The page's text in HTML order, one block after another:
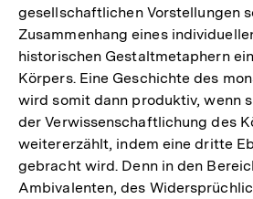
gesellschaftlichen Vorstellungen
Zusammenhang eines
historischen Gestaltmetaphern
Körpers. Eine Geschichte des
wird somit dann produktiv, wenn
der Verwissenschaftlichung des
weitererzählt, indem eine dritte
gebracht wird. Denn in den
Ambivalenten, des